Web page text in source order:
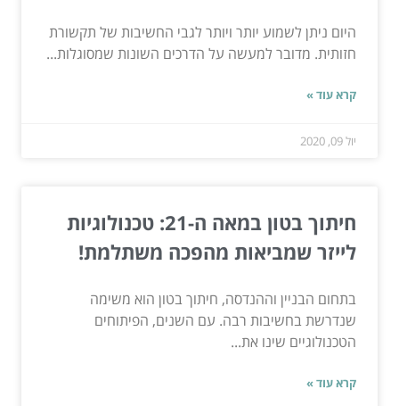
היום ניתן לשמוע יותר ויותר לגבי החשיבות של תקשורת
חזותית. מדובר למעשה על הדרכים השונות שמסוגלות...
קרא עוד »
יול 09, 2020
חיתוך בטון במאה ה-21: טכנולוגיות
לייזר שמביאות מהפכה משתלמת!
בתחום הבניין וההנדסה, חיתוך בטון הוא משימה
שנדרשת בחשיבות רבה. עם השנים, הפיתוחים
הטכנולוגיים שינו את...
קרא עוד »